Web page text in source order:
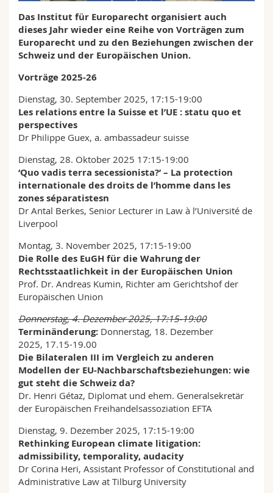
Interfakultär
Doktorierende
Vorlesungsverzeichnis
MyUnifr
Das Institut für Europarecht organisiert auch
dieses Jahr wieder eine Reihe von Vorträgen zum
Europarecht und zu den Beziehungen zwischen der
Schweiz und der Europäischen Union.
Vorträge 2025-26
Dienstag, 30. September 2025, 17:15-19:00
Les relations entre la Suisse et l’UE : statu quo et
perspectives
Dr Philippe Guex, a. ambassadeur suisse
Dienstag, 28. Oktober 2025 17:15-19:00
‘Quo vadis terra secessionista?’ – La protection
internationale des droits de l’homme dans les
zones séparatistesn
Dr Antal Berkes, Senior Lecturer in Law à l’Université de
Liverpool
Montag, 3. November 2025, 17:15-19:00
Die Rolle des EuGH für die Wahrung der
Rechtsstaatlichkeit in der Europäischen Union
Prof. Dr. Andreas Kumin, Richter am Gerichtshof der
Europäischen Union
Donnerstag, 4. Dezember 2025, 17:15-19:00
Terminänderung: Donnerstag, 18. Dezember
2025, 17.15-19.00
Die Bilateralen III im Vergleich zu anderen
Modellen der EU-Nachbarschaftsbeziehungen: wie
gut steht die Schweiz da?
Dr. Henri Gétaz, Diplomat und ehem. Generalsekretär
der Europäischen Freihandelsassoziation EFTA
Dienstag, 9. Dezember 2025, 17:15-19:00
Rethinking European climate litigation:
admissibility, temporality, audacity
Dr Corina Heri, Assistant Professor of Constitutional and
Administrative Law at Tilburg University